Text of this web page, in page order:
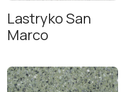
Lastryko San
Marco